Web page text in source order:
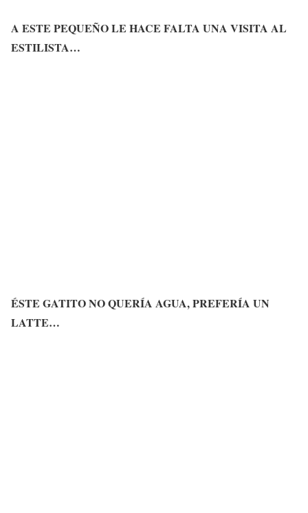
A ESTE PEQUEÑO LE HACE FALTA UNA VISITA AL
ESTILISTA…
ÉSTE GATITO NO QUERÍA AGUA, PREFERÍA UN
LATTE…